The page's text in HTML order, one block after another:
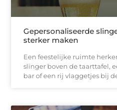
Gepersonaliseerde
sterker maken
Een feestelijke ruimte
slinger boven de taarttafel,
bar of een rij vlaggetjes bij